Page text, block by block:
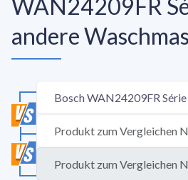
WAN24209FR
andere